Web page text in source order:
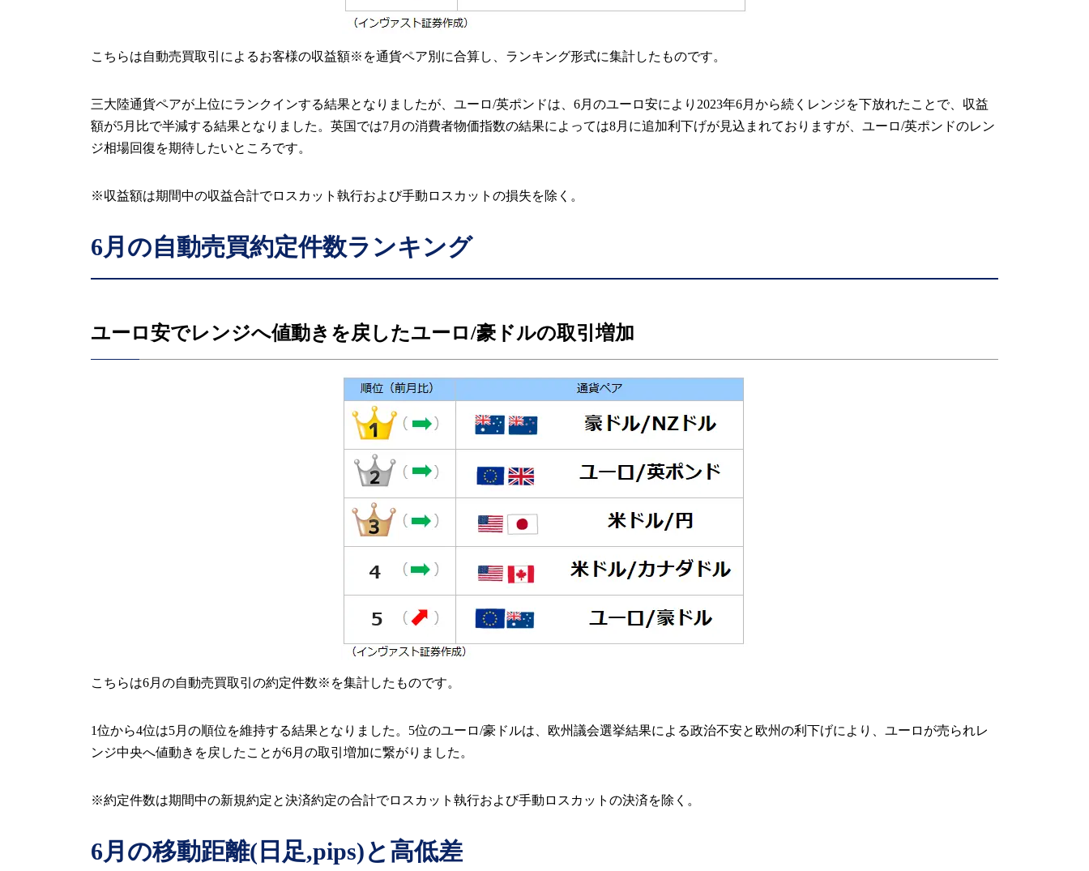
こちらは自動売買取引によるお客様の収益額※を通貨ペア別に合算し、ランキング形式に集計したものです。
三大陸通貨ペアが上位にランクインする結果となりましたが、ユーロ/英ポンドは、6月のユーロ安により2023年6月から続くレンジを下放れたことで、収益
額が5月比で半減する結果となりました。英国では7月の消費者物価指数の結果によっては8月に追加利下げが見込まれておりますが、ユーロ/英ポンドのレン
ジ相場回復を期待したいところです。
※収益額は期間中の収益合計でロスカット執行および手動ロスカットの損失を除く。
6月の自動売買約定件数ランキング
ユーロ安でレンジへ値動きを戻したユーロ/豪ドルの取引増加
こちらは6月の自動売買取引の約定件数※を集計したものです。
1位から4位は5月の順位を維持する結果となりました。5位のユーロ/豪ドルは、欧州議会選挙結果による政治不安と欧州の利下げにより、ユーロが売られレ
ンジ中央へ値動きを戻したことが6月の取引増加に繋がりました。
※約定件数は期間中の新規約定と決済約定の合計でロスカット執行および手動ロスカットの決済を除く。
6月の移動距離(日足,pips)と高低差